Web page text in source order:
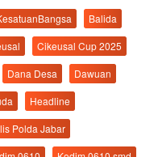
Balida
Cikeusal Cup 2025
Dana Desa
Dawuan
Headline
Polda Jabar